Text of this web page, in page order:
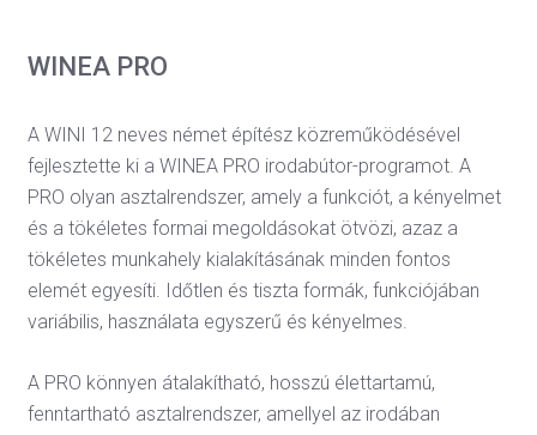
WINEA PRO
A WINI 12 neves német építész közreműködésével
fejlesztette ki a WINEA PRO irodabútor-programot. A
PRO olyan asztalrendszer, amely a funkciót, a kényelmet
és a tökéletes formai megoldásokat ötvözi, azaz a
tökéletes munkahely kialakításának minden fontos
elemét egyesíti. Időtlen és tiszta formák, funkciójában
variábilis, használata egyszerű és kényelmes.
A PRO könnyen átalakítható, hosszú élettartamú,
fenntartható asztalrendszer, amellyel az irodában